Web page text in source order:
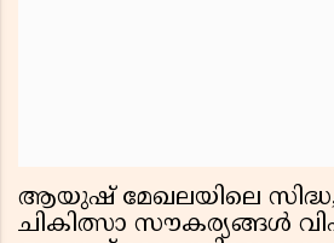
ആയുഷ് മേഖലയിലെ
ചികിത്സാ സൗകര്യങ്ങള്‍